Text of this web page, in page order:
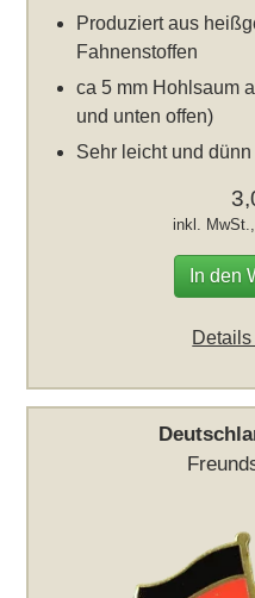
Produziert aus
Fahnenstoffen
ca 5 mm Hohlsaum
und unten offen)
Sehr leicht und dünn
inkl.
In den